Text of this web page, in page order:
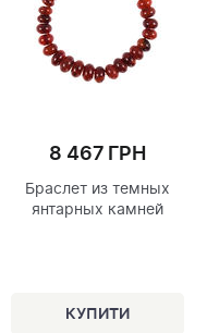
8 467 ГРН
Браслет из темных
янтарных камней